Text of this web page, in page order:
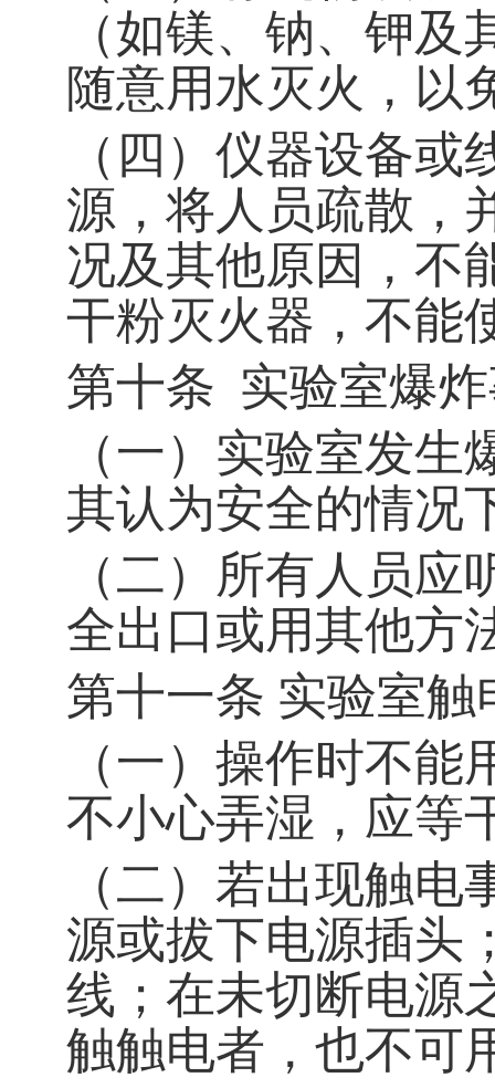
（如镁、钠、钾
随意用水灭火，以
（四）仪器设备
源，将人员疏散，
况及其他原因，不
干粉灭火器，不能
第十条 实验室爆
（一）实验室发
其认为安全的情况
（二）所有人员
全出口或用其他方
第十一条 实验室触
（一）操作时不
不小心弄湿，应等
（二）若出现触
源或拔下电源插头
线；在未切断电源
触触电者，也不可